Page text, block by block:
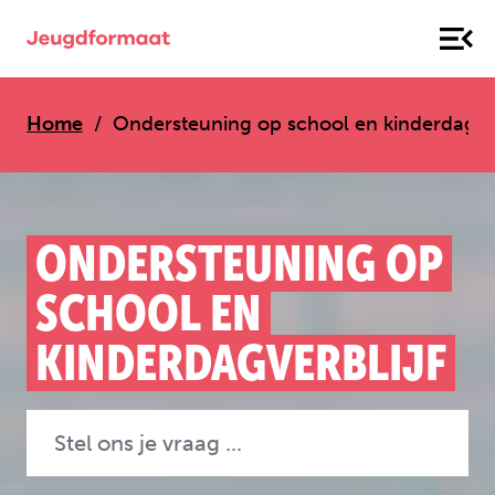
Home Ondersteuning op school en
ONDERSTEUNING OP
SCHOOL EN
KINDERDAG­VERBLIJF